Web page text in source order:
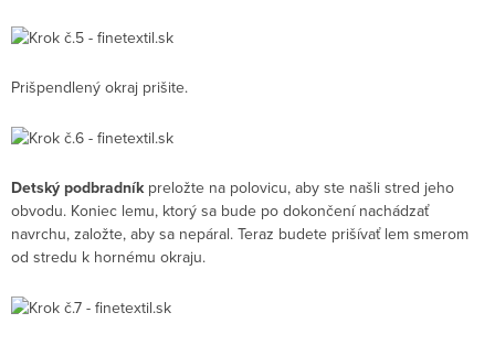
Prišpendlený okraj prišite.
Detský podbradníkpreložte na polovicu, aby ste našli stred jeho
obvodu. Koniec lemu, ktorý sa bude po dokončení nachádzať
navrchu, založte, aby sa nepáral. Teraz budete prišívať lem smerom
od stredu k hornému okraju.